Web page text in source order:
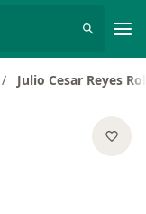
Julio Cesar Reyes